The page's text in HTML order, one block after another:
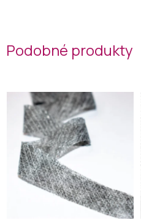
Podobné produkty